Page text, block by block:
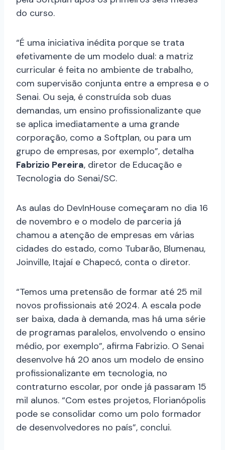
do curso.
“É uma iniciativa inédita porque se trata
efetivamente de um modelo dual: a matriz
curricular é feita no ambiente de trabalho,
com supervisão conjunta entre a empresa e o
Senai. Ou seja, é construída sob duas
demandas, um ensino profissionalizante que
se aplica imediatamente a uma grande
corporação, como a Softplan, ou para um
grupo de empresas, por exemplo”, detalha
Fabrizio Pereira, diretor de Educação e
Tecnologia do Senai/SC.
As aulas do DevInHouse começaram no dia 16
de novembro e o modelo de parceria já
chamou a atenção de empresas em várias
cidades do estado, como Tubarão, Blumenau,
Joinville, Itajaí e Chapecó, conta o diretor.
“Temos uma pretensão de formar até 25 mil
novos profissionais até 2024. A escala pode
ser baixa, dada à demanda, mas há uma série
de programas paralelos, envolvendo o ensino
médio, por exemplo”, afirma Fabrizio. O Senai
desenvolve há 20 anos um modelo de ensino
profissionalizante em tecnologia, no
contraturno escolar, por onde já passaram 15
mil alunos. “Com estes projetos, Florianópolis
pode se consolidar como um polo formador
de desenvolvedores no país”, conclui.